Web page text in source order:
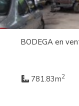
BODEGA en
781.83m2